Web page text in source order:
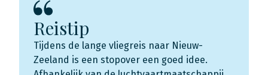
Reistip
Tijdens de lange vliegreis naar Nieuw-
Zeeland is een stopover een goed idee.